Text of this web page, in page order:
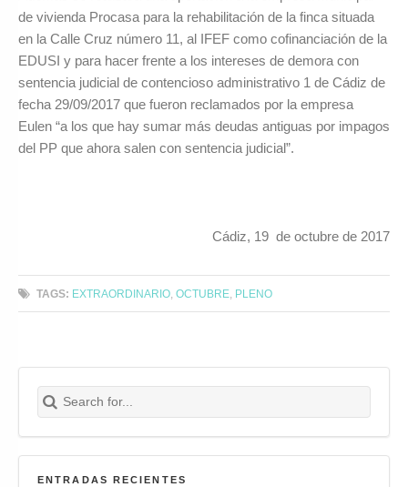
de vivienda Procasa para la rehabilitación de la finca situada
en la Calle Cruz número 11, al IFEF como cofinanciación de la
EDUSI y para hacer frente a los intereses de demora con
sentencia judicial de contencioso administrativo 1 de Cádiz de
fecha 29/09/2017 que fueron reclamados por la empresa
Eulen “a los que hay sumar más deudas antiguas por impagos
del PP que ahora salen con sentencia judicial”.
Cádiz, 19 de octubre de 2017
TAGS: EXTRAORDINARIO ,OCTUBRE PLENO
Search for:
Buscar
ENTRADAS RECIENTES